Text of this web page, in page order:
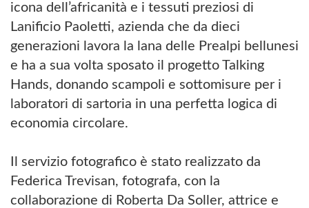
icona dell’africanità e i tessuti preziosi di
Lanificio Paoletti, azienda che da dieci
generazioni lavora la lana delle Prealpi bellunesi
e ha a sua volta sposato il progetto Talking
Hands, donando scampoli e sottomisure per i
laboratori di sartoria in una perfetta logica di
economia circolare.
Il servizio fotografico è stato realizzato da
Federica Trevisan, fotografa, con la
collaborazione di Roberta Da Soller, attrice e